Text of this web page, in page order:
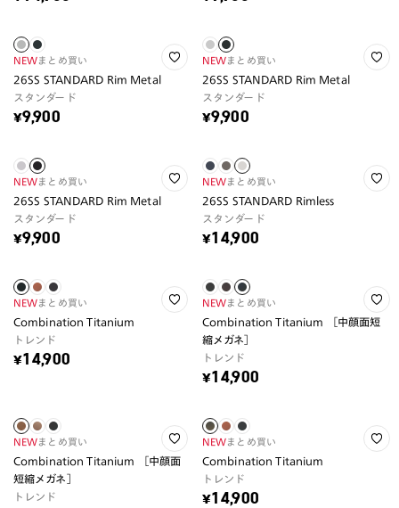
NEWまとめ買い
26SS STANDARD Rim Metal
スタンダード
¥9,900
NEWまとめ買い
26SS STANDARD Rim Metal
スタンダード
¥9,900
NEWまとめ買い
26SS STANDARD Rim Metal
スタンダード
¥9,900
NEWまとめ買い
26SS STANDARD Rimless
スタンダード
¥14,900
NEWまとめ買い
Combination Titanium
トレンド
¥14,900
NEWまとめ買い
Combination Titanium ［中顔面短
縮メガネ］
トレンド
¥14,900
NEWまとめ買い
Combination Titanium ［中顔面
短縮メガネ］
トレンド
NEWまとめ買い
Combination Titanium
トレンド
¥14,900